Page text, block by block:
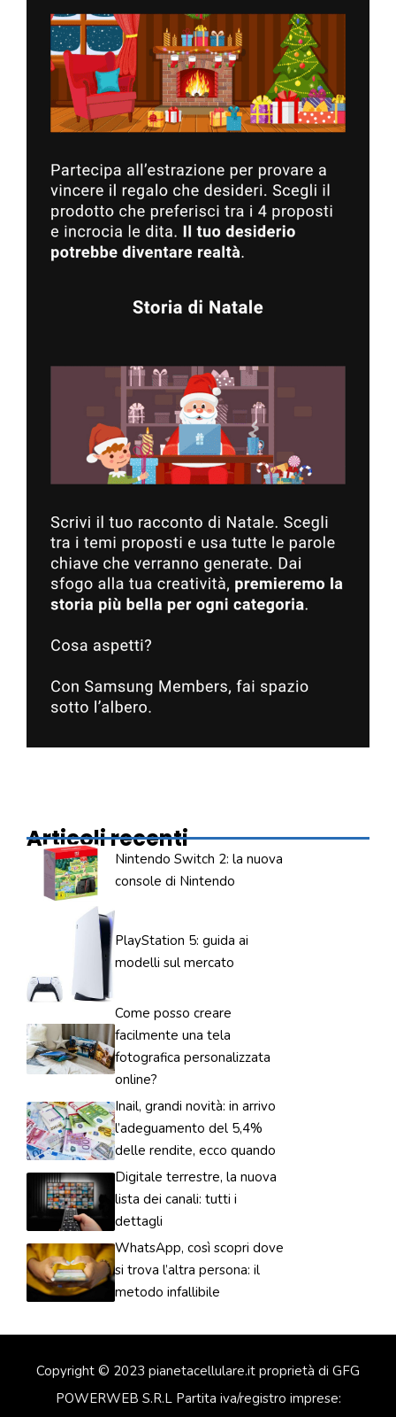
Articoli recenti
Nintendo Switch 2: la nuova
console di Nintendo
PlayStation 5: guida ai
modelli sul mercato
Come posso creare
facilmente una tela
fotografica personalizzata
online?
Inail, grandi novità: in arrivo
l’adeguamento del 5,4%
delle rendite, ecco quando
Digitale terrestre, la nuova
lista dei canali: tutti i
dettagli
WhatsApp, così scopri dove
si trova l’altra persona: il
metodo infallibile
Copyright © 2023 pianetacellulare.it proprietà di GFG
POWERWEB S.R.L Partita iva/registro imprese: